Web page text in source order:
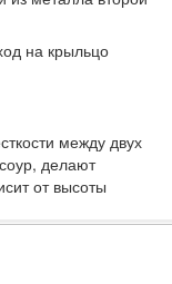
на крыльцо
между двух
делают
от высоты